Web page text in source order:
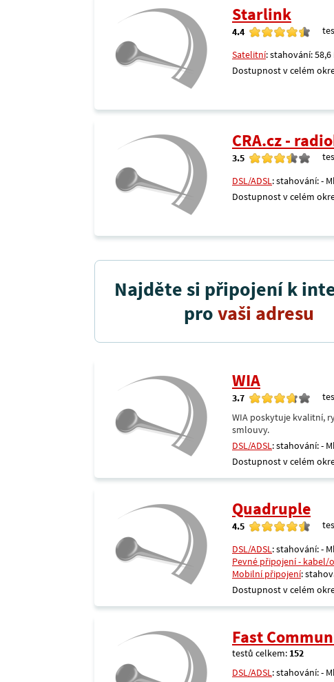
Starlink
4.4
Satelitní: stahování:
Dostupnost v celém
CRA.cz -
3.5
DSL/ADSL: stahování: -
Dostupnost v celém
Najděte si připojení k
provaši adresu
WIA
3.7
WIA poskytuje kvalitní,
smlouvy.
DSL/ADSL: stahování: -
Dostupnost v celém
Quadruple
4.5
DSL/ADSL: stahování: -
Pevné připojení - kabel/
Mobilní připojení:
Dostupnost v celém
Fast
testů celkem: 152
DSL/ADSL: stahování: -